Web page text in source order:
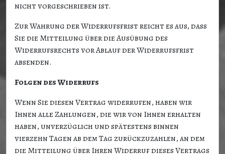
nicht vorgeschrieben ist.
Zur Wahrung der Widerrufsfrist reicht es aus, dass
Sie die Mitteilung über die Ausübung des
Widerrufsrechts vor Ablauf der Widerrufsfrist
absenden.
Folgen des Widerrufs
Wenn Sie diesen Vertrag widerrufen, haben wir
Ihnen alle Zahlungen, die wir von Ihnen erhalten
haben, unverzüglich und spätestens binnen
vierzehn Tagen ab dem Tag zurückzuzahlen, an dem
die Mitteilung über Ihren Widerruf dieses Vertrags